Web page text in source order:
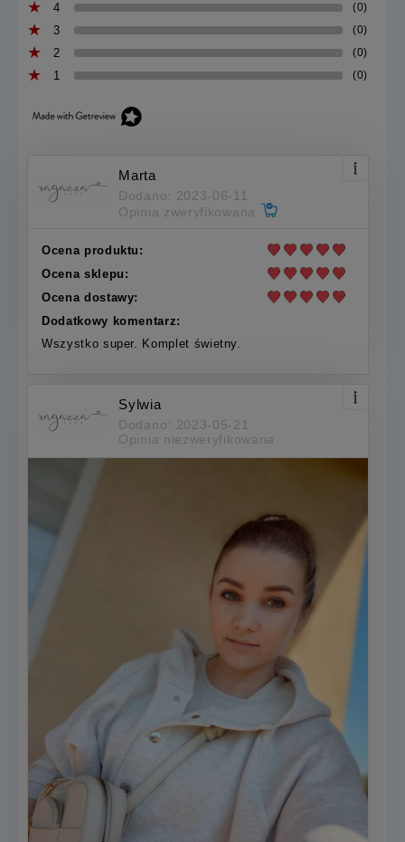
4 (0)
3 (0)
2 (0)
1 (0)
Marta
Dodano: 2023-06-11
Opinia zweryfikowana
Ocena produktu:
Ocena sklepu:
Ocena dostawy:
Dodatkowy komentarz:
Wszystko super. Komplet świetny.
Sylwia
Dodano: 2023-05-21
Opinia niezweryfikowana